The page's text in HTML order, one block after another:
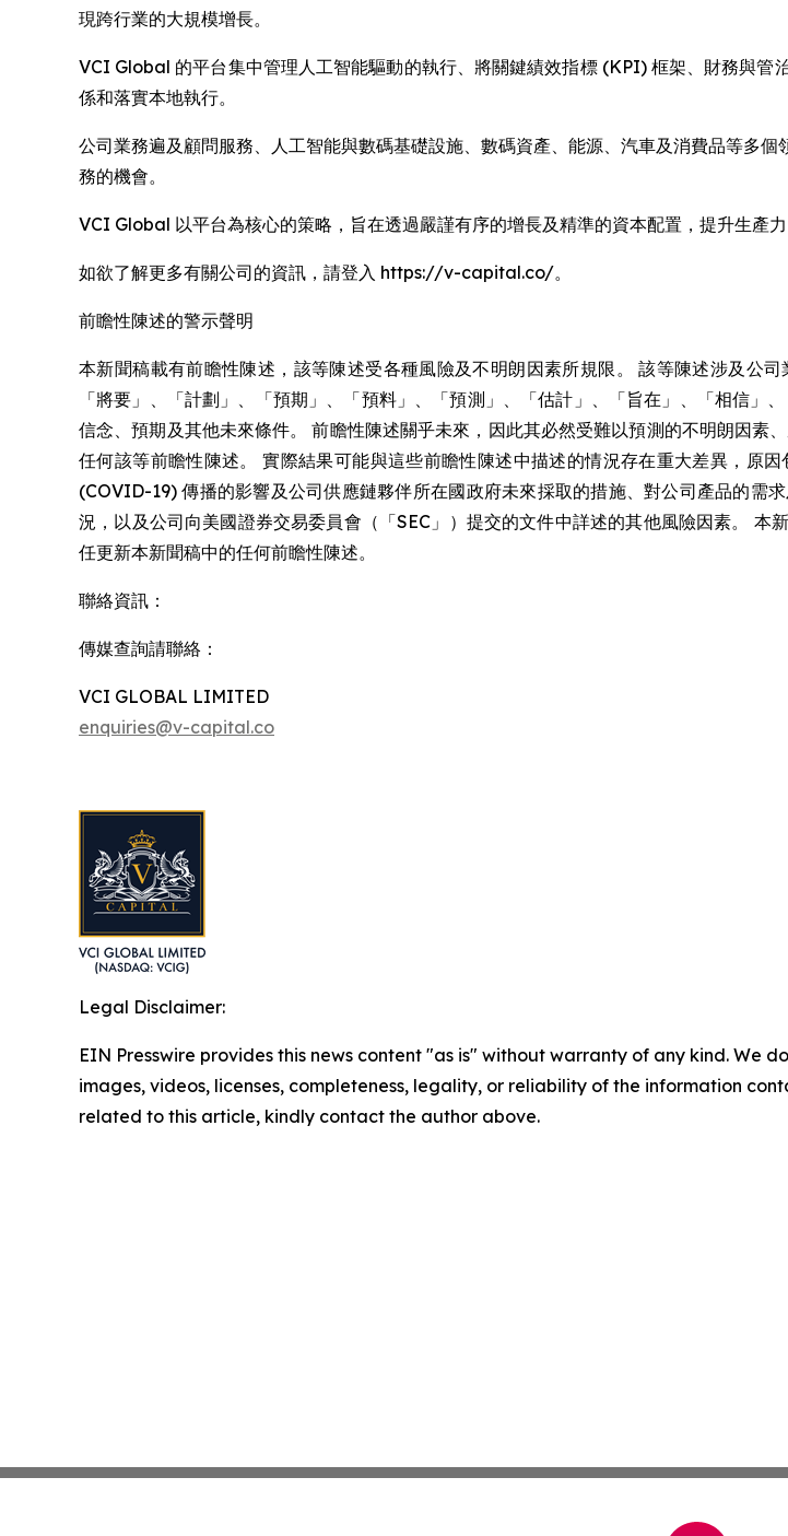
現跨行業的大規模增長。
VCI Global 的平台集中管理人工智能驅動的執行、將關鍵績效指標 (KPI) 框架、財務與管
係和落實本地執行。
公司業務遍及顧問服務、人工智能與數碼基礎設施、數碼資產、能源、汽車及消費品等多
務的機會。
VCI Global 以平台為核心的策略，旨在透過嚴謹有序的增長及精準的資本配置，提升生產力
如欲了解更多有關公司的資訊，請登入 https://v-capital.co/。
前瞻性陳述的警示聲明
本新聞稿載有前瞻性陳述，該等陳述受各種風險及不明朗因素所規限。 該等陳述涉及公
「將要」、「計劃」、「預期」、「預料」、「預測」、「估計」、「旨在」、「相信
信念、預期及其他未來條件。 前瞻性陳述關乎未來，因此其必然受難以預測的不明朗因素
任何該等前瞻性陳述。 實際結果可能與這些前瞻性陳述中描述的情況存在重大差異，原
(COVID-19) 傳播的影響及公司供應鏈夥伴所在國政府未來採取的措施、對公司產品的需
況，以及公司向美國證券交易委員會（「SEC」）提交的文件中詳述的其他風險因素。
任更新本新聞稿中的任何前瞻性陳述。
聯絡資訊：
傳媒查詢請聯絡：
VCI GLOBAL LIMITED
enquiries@v-capital.co
Legal Disclaimer:
EIN Presswire provides this news content "as is" without warranty of any kind. We
images, videos, licenses, completeness, legality, or reliability of the information
related to this article, kindly contact the author above.